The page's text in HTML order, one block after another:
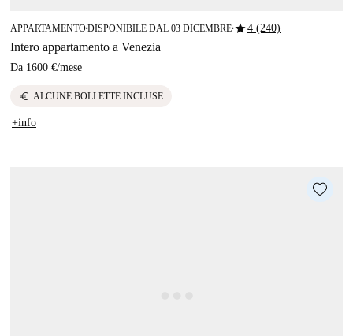
APPARTAMENTO■DISPONIBILE DAL 03 DICEMBRE■star4 (240)
Intero appartamento a Venezia
Da 1600 €/mese
euro ALCUNE BOLLETTE INCLUSE
+info